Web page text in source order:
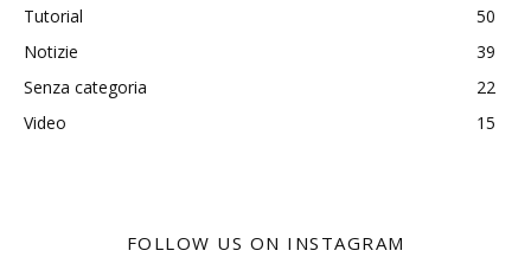
Tutorial
50
Notizie
39
Senza categoria
22
Video
15
FOLLOW US ON INSTAGRAM